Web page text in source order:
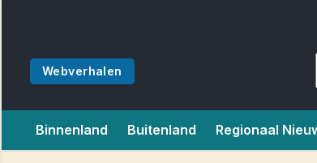
Webverhalen
Binnenland Buitenland Regionaal